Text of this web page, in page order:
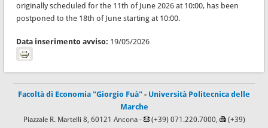
originally scheduled for the 11th of June 2026 at 10:00, has been
postponed to the 18th of June starting at 10:00.
Data inserimento avviso: 19/05/2026
Facoltà di Economia "Giorgio Fuà" - Università Politecnica delle
Marche
Piazzale R. Martelli 8, 60121 Ancona - (+39) 071.220.7000,
(+39)